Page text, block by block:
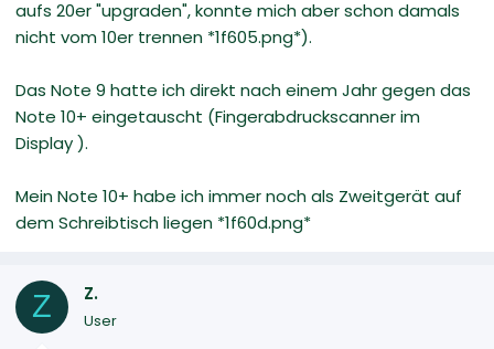
aufs 20er "upgraden", konnte mich aber schon damals
nicht vom 10er trennen *1f605.png*).
Das Note 9 hatte ich direkt nach einem Jahr gegen das
Note 10+ eingetauscht (Fingerabdruckscanner im
Display ).
Mein Note 10+ habe ich immer noch als Zweitgerät auf
dem Schreibtisch liegen *1f60d.png*
Z Z.
User